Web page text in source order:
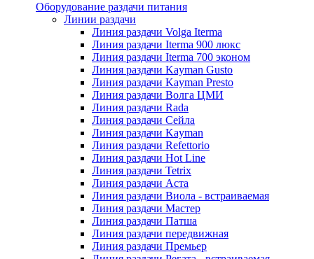
Оборудование раздачи питания
Линии раздачи
Линия раздачи Volga Iterma
Линия раздачи Iterma 900 люкс
Линия раздачи Iterma 700 эконом
Линия раздачи Kayman Gusto
Линия раздачи Kayman Presto
Линия раздачи Волга ЦМИ
Линия раздачи Rada
Линия раздачи Сейла
Линия раздачи Kayman
Линия раздачи Refettorio
Линия раздачи Hot Line
Линия раздачи Tetrix
Линия раздачи Аста
Линия раздачи Виола - встраиваемая
Линия раздачи Мастер
Линия раздачи Патша
Линия раздачи передвижная
Линия раздачи Премьер